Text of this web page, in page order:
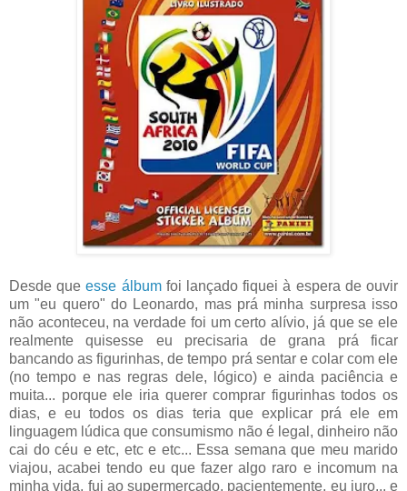
Desde queesse álbumfoi lançado fiquei à espera de ouvir
um "eu quero" do Leonardo, mas prá minha surpresa isso
não aconteceu, na verdade foi um certo alívio, já que se ele
realmente quisesse eu precisaria de grana prá ficar
bancando as figurinhas, de tempo prá sentar e colar com ele
(no tempo e nas regras dele, lógico) e ainda paciência e
muita... porque ele iria querer comprar figurinhas todos os
dias, e eu todos os dias teria que explicar prá ele em
linguagem lúdica que consumismo não é legal, dinheiro não
cai do céu e etc, etc e etc... Essa semana que meu marido
viajou, acabei tendo eu que fazer algo raro e incomum na
minha vida, fui ao supermercado, pacientemente, eu juro... e